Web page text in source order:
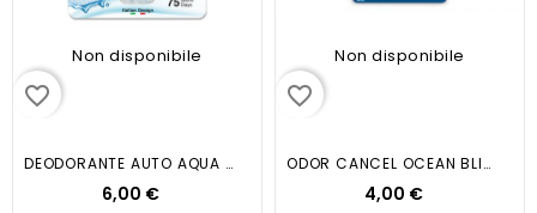
Non disponibile
favorite_border
DEODORANTE AUTO AQUA SPLASH...
6,00 €
Non disponibile
favorite_border
ODOR CANCEL OCEAN BLISTER NEW
4,00 €